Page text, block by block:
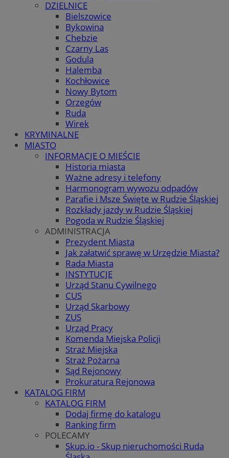
DZIELNICE
Bielszowice
Bykowina
Chebzie
Czarny Las
Godula
Halemba
Kochłowice
Nowy Bytom
Orzegów
Ruda
Wirek
KRYMINALNE
MIASTO
INFORMACJE O MIEŚCIE
Historia miasta
Ważne adresy i telefony
Harmonogram wywozu odpadów
Parafie i Msze Święte w Rudzie Śląskiej
Rozkłady jazdy w Rudzie Śląskiej
Pogoda w Rudzie Śląskiej
ADMINISTRACJA
Prezydent Miasta
Jak załatwić sprawę w Urzędzie Miasta?
Rada Miasta
INSTYTUCJE
Urząd Stanu Cywilnego
CUS
Urząd Skarbowy
ZUS
Urząd Pracy
Komenda Miejska Policji
Straż Miejska
Straż Pożarna
Sąd Rejonowy
Prokuratura Rejonowa
KATALOG FIRM
KATALOG FIRM
Dodaj firmę do katalogu
Ranking firm
POLECAMY
Skup.io - Skup nieruchomości Ruda